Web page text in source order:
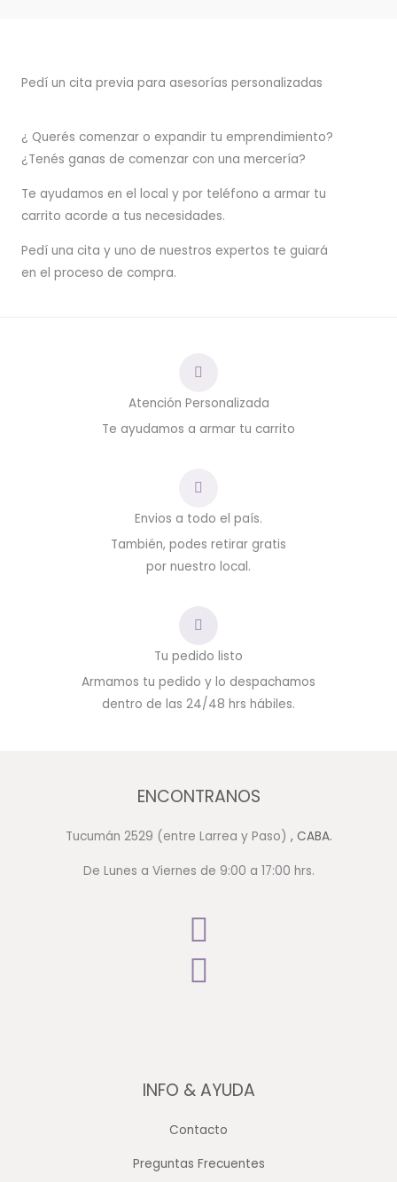
Pedí un cita previa para asesorías personalizadas
¿ Querés comenzar o expandir tu emprendimiento?
¿Tenés ganas de comenzar con una mercería?
Te ayudamos en el local y por teléfono a armar tu
carrito acorde a tus necesidades.
Pedí una cita y uno de nuestros expertos te guiará
en el proceso de compra.
Atención Personalizada
Te ayudamos a armar tu carrito
Envios a todo el país.
También, podes retirar gratis
por nuestro local.
Tu pedido listo
Armamos tu pedido y lo despachamos
dentro de las 24/48 hrs hábiles.
ENCONTRANOS
Tucumán 2529 (entre Larrea y Paso) , CABA.
De Lunes a Viernes de 9:00 a 17:00 hrs.
INFO & AYUDA
Contacto
Preguntas Frecuentes